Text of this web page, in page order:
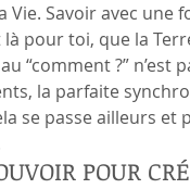
Vie. Savoir avec
pour toi, que la
“comment ?” n’est
la parfaite
se passe ailleurs et
POUR